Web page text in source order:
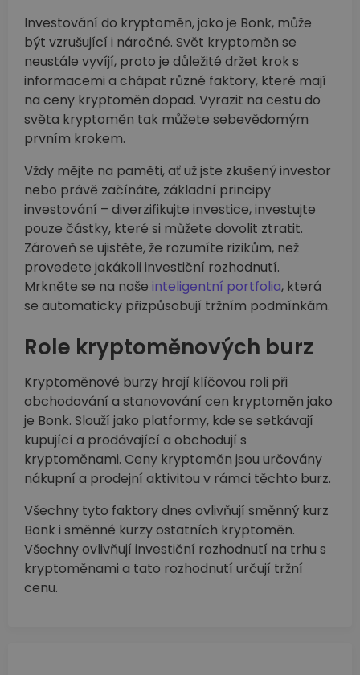
Investování do kryptoměn, jako je Bonk, může
být vzrušující i náročné. Svět kryptoměn se
neustále vyvíjí, proto je důležité držet krok s
informacemi a chápat různé faktory, které mají
na ceny kryptoměn dopad. Vyrazit na cestu do
světa kryptoměn tak můžete sebevědomým
prvním krokem.
Vždy mějte na paměti, ať už jste zkušený investor
nebo právě začínáte, základní principy
investování –⁠ diverzifikujte investice, investujte
pouze částky, které si můžete dovolit ztratit.
Zároveň se ujistěte, že rozumíte rizikům, než
provedete jakákoli investiční rozhodnutí.
Mrkněte se na naše inteligentní portfolia, která
se automaticky přizpůsobují tržním podmínkám.
Role kryptoměnových burz
Kryptoměnové burzy hrají klíčovou roli při
obchodování a stanovování cen kryptoměn jako
je Bonk. Slouží jako platformy, kde se setkávají
kupující a prodávající a obchodují s
kryptoměnami. Ceny kryptoměn jsou určovány
nákupní a prodejní aktivitou v rámci těchto burz.
Všechny tyto faktory dnes ovlivňují směnný kurz
Bonk i směnné kurzy ostatních kryptoměn.
Všechny ovlivňují investiční rozhodnutí na trhu s
kryptoměnami a tato rozhodnutí určují tržní
cenu.